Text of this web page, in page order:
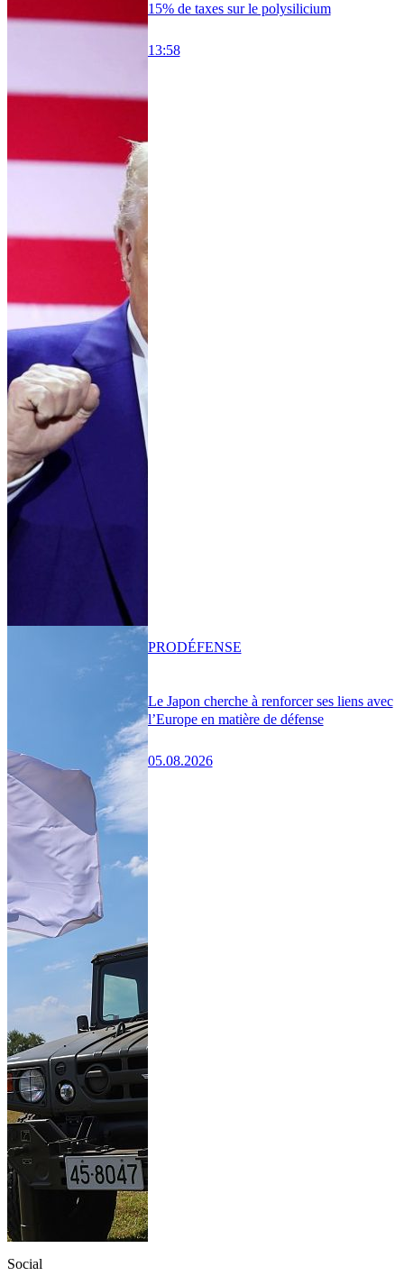
15% de taxes sur le polysilicium
13:58
Le Japon cherche à renforcer ses liens avec
l’Europe en matière de défense
05.08.2026
PRODÉFENSE
Social